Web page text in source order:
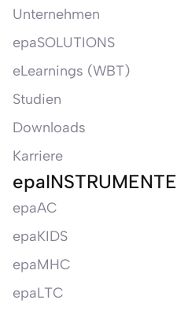
Unternehmen
epaSOLUTIONS
eLearnings (WBT)
Studien
Downloads
Karriere
epaINSTRUMENTE
epaAC
epaKIDS
epaMHC
epaLTC